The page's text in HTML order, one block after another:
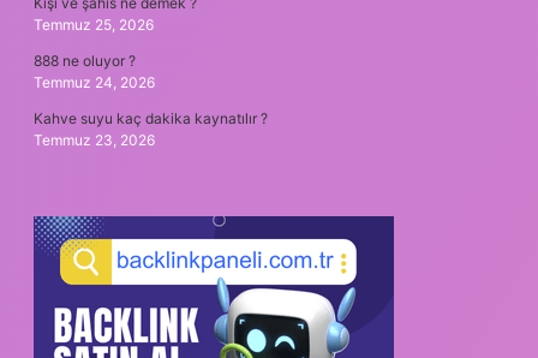
Temmuz 25, 2026
888 ne oluyor ?
Temmuz 24, 2026
Kahve suyu kaç dakika kaynatılır ?
Temmuz 23, 2026